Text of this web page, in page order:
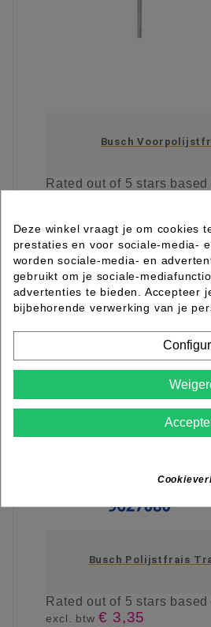
Busch
Ratedout of 5 stars based
 Op voorraad direct leverbaar
Busch Polijstfrais
Ratedout of 5 stars based
excl. btw€ 3,35
Deze winkel vraagt je om cookies
prestaties en voor sociale-media-
worden sociale-media- en
gebruikt om je sociale-
advertenties te bieden. Accepteer
bijbehorende verwerking van je